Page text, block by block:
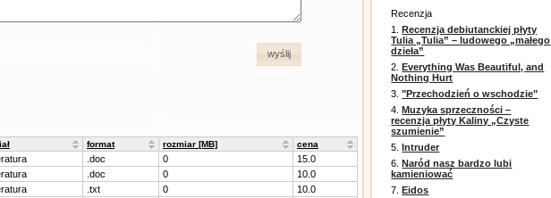
wyślij
format rozmiar [MB] cena
.doc 0
15.0
.doc 0
10.0
.txt 0
10.0
Recenzja
1.Recenzja debiutanckiej płyty
Tulia „Tulia” – ludowego „małego
dzieła”
2.Everything Was Beautiful, and
Nothing Hurt
3."Przechodzień o wschodzie"
4.Muzyka sprzeczności –
recenzja płyty Kaliny „Czyste
szumienie”
5.Intruder
6.Naród nasz bardzo lubi
kamieniować
7.Eidos